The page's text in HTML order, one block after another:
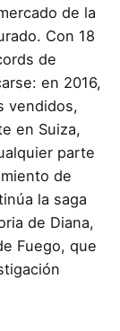
de la
Con 18
de
en 2016,
vendidos,
en Suiza,
parte
de
la saga
de Diana,
Fuego, que